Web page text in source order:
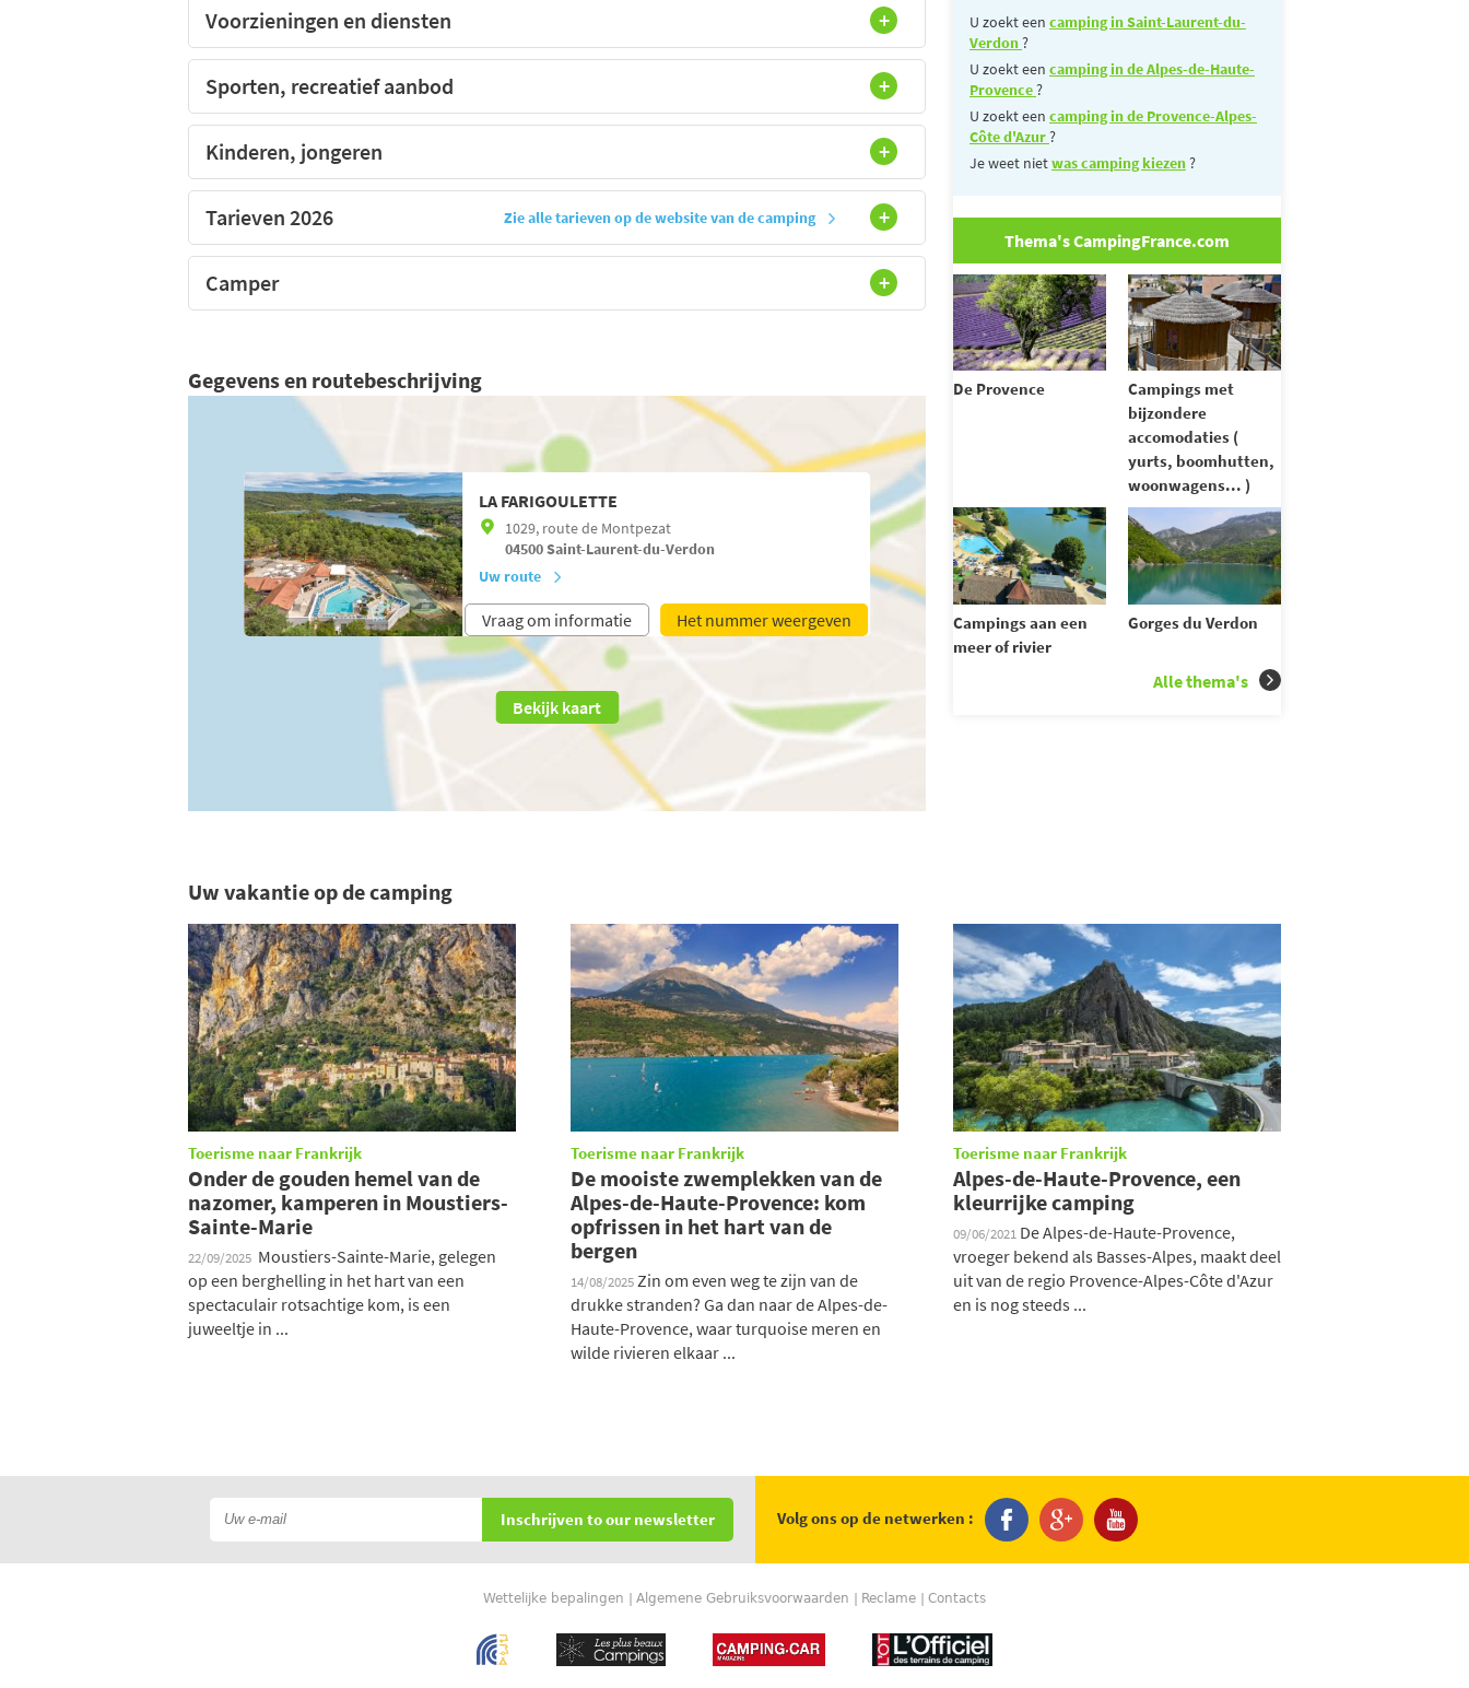
Voorzieningen en diensten
Sporten, recreatief aanbod
Kinderen, jongeren
Tarieven 2026 Zie alle tarieven op de website van de camping
Camper
Gegevens en routebeschrijving
LA FARIGOULETTE
1029, route de Montpezat
04500Saint-Laurent-du-Verdon
Uw route
Vraag om informatie Het nummer weergeven
Bekijk kaart
U zoekt een camping in Saint-Laurent-du-
Verdon?
U zoekt een camping in de Alpes-de-Haute-
Provence?
U zoekt een camping in de Provence-Alpes-
Côte d'Azur?
Je weet nietwas camping kiezen?
Thema's CampingFrance.com
De Provence
Campings met
bijzondere
accomodaties (
yurts, boomhutten,
woonwagens... )
Campings aan een
meer of rivier
Gorges du Verdon
Alle thema's
Uw vakantie op de camping
Toerisme naar Frankrijk
Onder de gouden hemel van de
nazomer, kamperen in Moustiers-
Sainte-Marie
22/09/2025 Moustiers-Sainte-Marie, gelegen
op een berghelling in het hart van een
spectaculair rotsachtige kom, is een
juweeltje in ...
Toerisme naar Frankrijk
De mooiste zwemplekken van de
Alpes-de-Haute-Provence: kom
opfrissen in het hart van de
bergen
14/08/2025 Zin om even weg te zijn van de
drukke stranden? Ga dan naar de Alpes-de-
Haute-Provence, waar turquoise meren en
wilde rivieren elkaar ...
Toerisme naar Frankrijk
Alpes-de-Haute-Provence, een
kleurrijke camping
09/06/2021 De Alpes-de-Haute-Provence,
vroeger bekend als Basses-Alpes, maakt deel
uit van de regio Provence-Alpes-Côte d'Azur
en is nog steeds ...
Inschrijven to our newsletter Volg ons op de netwerken :
Wettelijke bepalingen Algemene Gebruiksvoorwaarden Reclame Contacts